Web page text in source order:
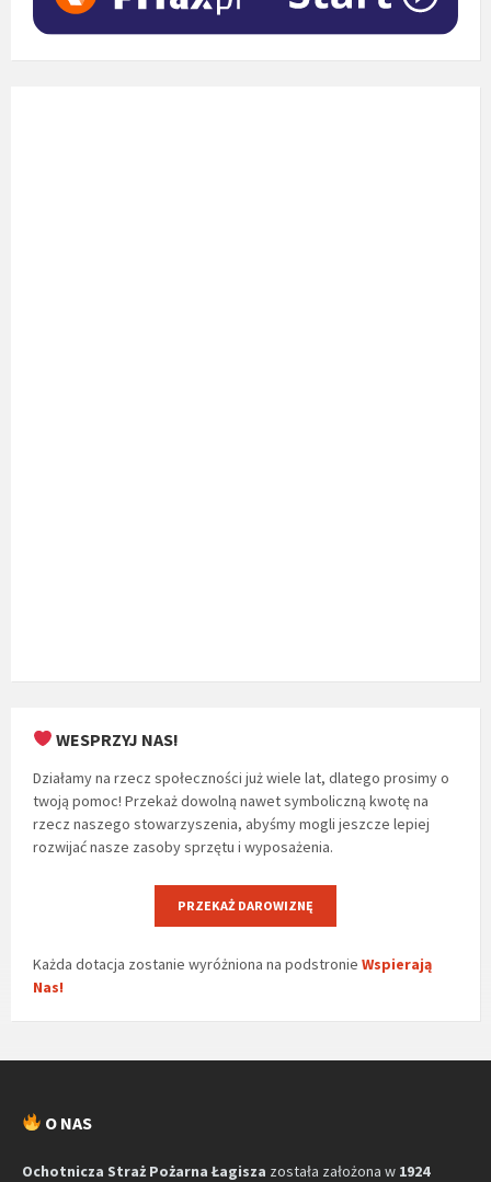
WESPRZYJ NAS!
Działamy na rzecz społeczności już wiele lat, dlatego prosimy o
twoją pomoc! Przekaż dowolną nawet symboliczną kwotę na
rzecz naszego stowarzyszenia, abyśmy mogli jeszcze lepiej
rozwijać nasze zasoby sprzętu i wyposażenia.
PRZEKAŻ DAROWIZNĘ
Każda dotacja zostanie wyróżniona na podstronie Wspierają
Nas!
O NAS
Ochotnicza Straż Pożarna Łagisza została założona w 1924